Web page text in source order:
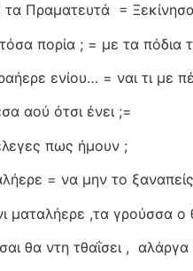
τα Πραματευτά =
πορία ; = με τα πόδια
ενίου… = ναι τι με
αού ότσι ένει ;=
πως ήμουν ;
= να μην το ξαναπείς
ματαλήερε ,τα γρούσσα ο
θα ντη τθαΐσει , αλάργα